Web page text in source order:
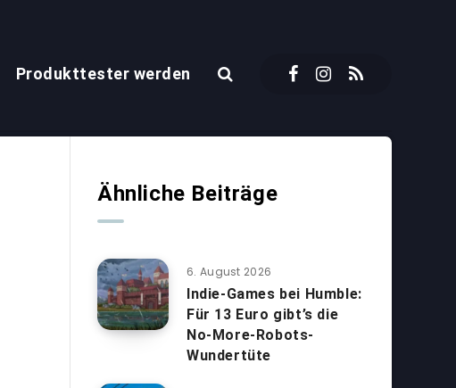
Produkttester werden
Ähnliche Beiträge
6. August 2026
Indie-Games bei Humble:
Für 13 Euro gibt’s die
No-More-Robots-
Wundertüte